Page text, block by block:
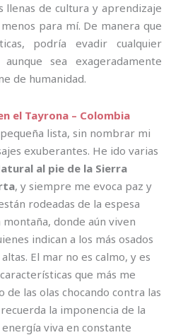
llenas de cultura y aprendizaje
para mí. De manera que
podría evadir cualquier
sea exageradamente
de humanidad.
el Tayrona – Colombia
lista, sin nombrar mi
exuberantes. He ido varias
al pie de la Sierra
, y siempre me evoca paz y
rodeadas de la espesa
montaña, donde aún viven
indican a los más osados
El mar no es calmo, y es
que más me
de las olas chocando contra las
la imponencia de la
viva en constante